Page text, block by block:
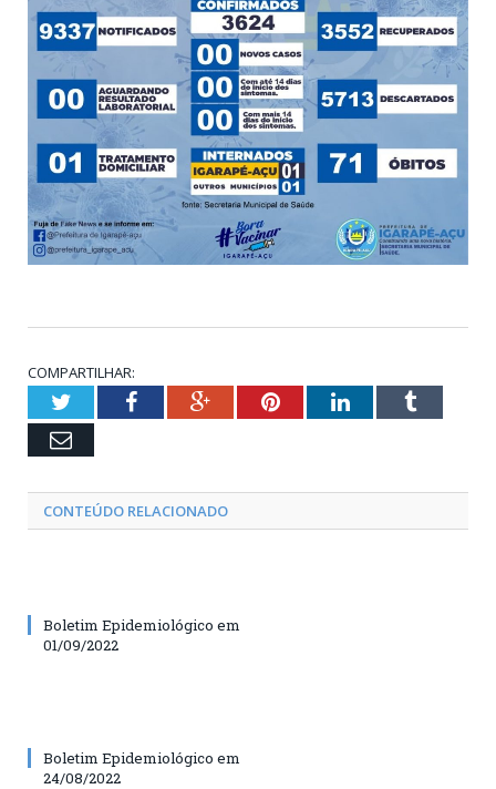
COMPARTILHAR:
TwitterFacebookGoogle+PinterestLinkedInTumblr
Email
CONTEÚDO RELACIONADO
Boletim Epidemiológico em
01/09/2022
Boletim Epidemiológico em
24/08/2022